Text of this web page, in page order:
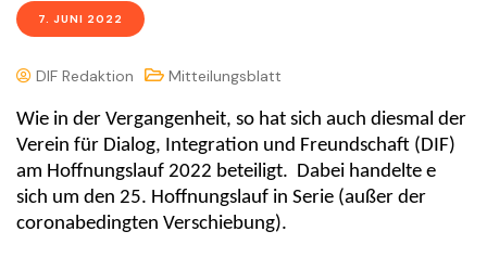
7. JUNI 2022
DIF Redaktion Mitteilungsblatt
Wie in der Vergangenheit, so hat sich auch diesmal der
Verein für Dialog, Integration und Freundschaft (DIF)
am Hoffnungslauf 2022 beteiligt. Dabei handelte e
sich um den 25. Hoffnungslauf in Serie (außer der
coronabedingten Verschiebung).